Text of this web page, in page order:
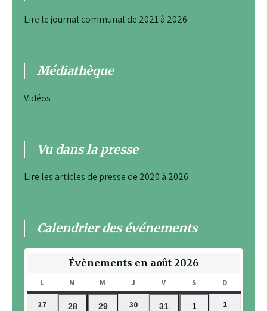
Lire le journal communal de 2021 à 2026
Médiathèque
Vidéos
Vu dans la presse
Lire les articles de presse de 2020 à 2026
Calendrier des événements
Évènements en août 2026
L M MARDIM MERCREDI
J V VENDREDI
S SAMEDID
27 28 29 30 31 1 2